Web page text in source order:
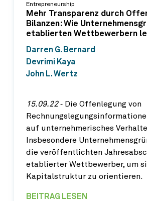
Entrepreneurship
Mehr Transparenz durch
Bilanzen: Wie
etablierten Wettbewerbern
Darren G. Bernard
Devrimi Kaya
John L. Wertz
15.09.22‐ Die Offenlegung von
auf unternehmerisches
Insbesondere
die veröffentlichten
etablierter Wettbewerber, um
Kapitalstruktur zu orientieren.
BEITRAG LESEN